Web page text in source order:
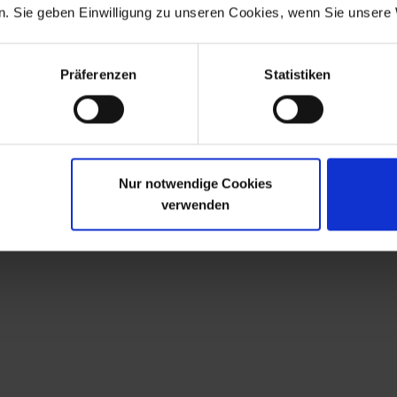
Sie geben Einwilligung zu unseren Cookies, wenn Sie unsere
Präferenzen Statistiken
Nur notwendige Cookies
verwenden
also wenn Sie sich nicht registrieren oder uns
Server übermittelt. Wenn Sie unsere Website
Website anzuzeigen und die Stabilität und Sicherheit